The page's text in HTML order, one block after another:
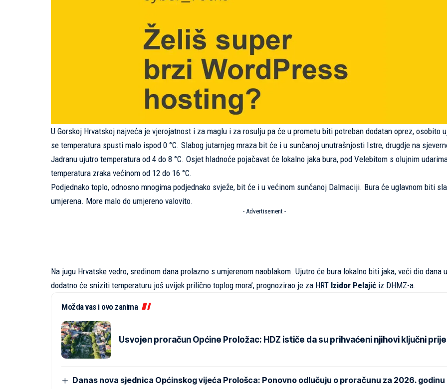
U Gorskoj Hrvatskoj najveća je vjerojatnost i za maglu i za rosulju pa će u prometu biti potreban dodatan oprez, osobito
se temperatura spusti malo ispod 0 °C. Slabog jutarnjeg mraza bit će i u sunčanoj unutrašnjosti Istre, drugdje na
Jadranu ujutro temperatura od 4 do 8 °C. Osjet hladnoće pojačavat će lokalno jaka bura, pod Velebitom s olujnim
temperatura zraka većinom od 12 do 16 °C.
Podjednako toplo, odnosno mnogima podjednako svježe, bit će i u većinom sunčanoj Dalmaciji. Bura će uglavnom biti
umjerena. More malo do umjereno valovito.
- Advertisement -
Na jugu Hrvatske vedro, sredinom dana prolazno s umjerenom naoblakom. Ujutro će bura lokalno biti jaka, veći dio dana
dodatno će sniziti temperaturu još uvijek prilično toplog mora’, prognozirao je za HRT Izidor Pelajić iz DHMZ-a.
Možda vas i ovo zanima
Usvojen proračun Općine Proložac: HDZ ističe da su prihvaćeni njihovi ključni
Danas nova sjednica Općinskog vijeća Prološca: Ponovno odlučuju o proračunu za 2026. godinu